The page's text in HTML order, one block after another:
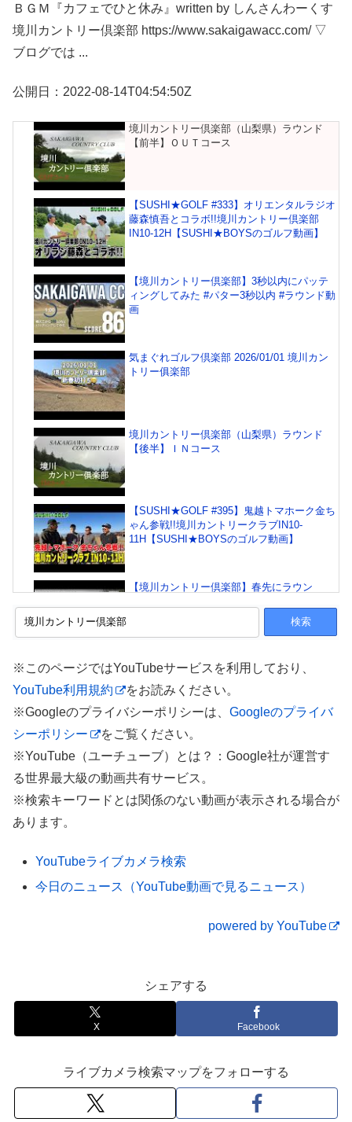
ＢＧＭ『カフェでひと休み』written by しんさんわーくす
境川カントリー倶楽部 https://www.sakaigawacc.com/ ▽
ブログでは ...
公開日：2022-08-14T04:54:50Z
境川カントリー倶楽部（山梨県）ラウンド
【前半】ＯＵＴコース
【SUSHI★GOLF #333】オリエンタルラジオ
藤森慎吾とコラボ!!境川カントリー倶楽部
IN10-12H【SUSHI★BOYSのゴルフ動画】
【境川カントリー倶楽部】3秒以内にパッテ
ィングしてみた #パター3秒以内 #ラウンド動
画
気まぐれゴルフ倶楽部 2026/01/01 境川カン
トリー俱楽部
境川カントリー倶楽部（山梨県）ラウンド
【後半】ＩＮコース
【SUSHI★GOLF #395】鬼越トマホーク金ち
ゃん参戦!!境川カントリークラブIN10-
11H【SUSHI★BOYSのゴルフ動画】
【境川カントリー倶楽部】春先にラウン
【SUSHI★GOLF #398】鬼越トマホーク金ち
ゃん参戦!!境川カントリークラブIN16-
18H【SUSHI★BOYSのゴルフ動画】
眺めが最高なゴルフ場！エンジョイゴルフし
てきた！【境川カントリー倶楽部】
※このページではYouTubeサービスを利用しており、
YouTube利用規約
をお読みください。
※Googleのプライバシーポリシーは、 Googleのプライバ
シーポリシー
をご覧ください。
※YouTube（ユーチューブ）とは？：Google社が運営す
る世界最大級の動画共有サービス。
※検索キーワードとは関係のない動画が表示される場合が
あります。
YouTubeライブカメラ検索
今日のニュース（YouTube動画で見るニュース）
powered by YouTube
シェアする
X Facebook
ライブカメラ検索マップをフォローする